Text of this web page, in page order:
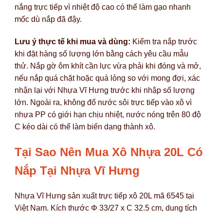
nắng trực tiếp vì nhiệt độ cao có thể làm gạo nhanh
mốc dù nắp đã đậy.
Lưu ý thực tế khi mua và dùng: Kiểm tra nắp trước
khi đặt hàng số lượng lớn bằng cách yêu cầu mẫu
thử. Nắp gờ ôm khít cần lực vừa phải khi đóng và mở,
nếu nắp quá chặt hoặc quá lỏng so với mong đợi, xác
nhận lại với Nhựa Vĩ Hưng trước khi nhập số lượng
lớn. Ngoài ra, không đổ nước sôi trực tiếp vào xô vì
nhựa PP có giới hạn chịu nhiệt, nước nóng trên 80 độ
C kéo dài có thể làm biến dạng thành xô.
Tại Sao Nên Mua Xô Nhựa 20L Có
Nắp Tại Nhựa Vĩ Hưng
Nhựa Vĩ Hưng sản xuất trực tiếp xô 20L mã 6545 tại
Việt Nam. Kích thước Φ 33/27 x C 32.5 cm, dung tích